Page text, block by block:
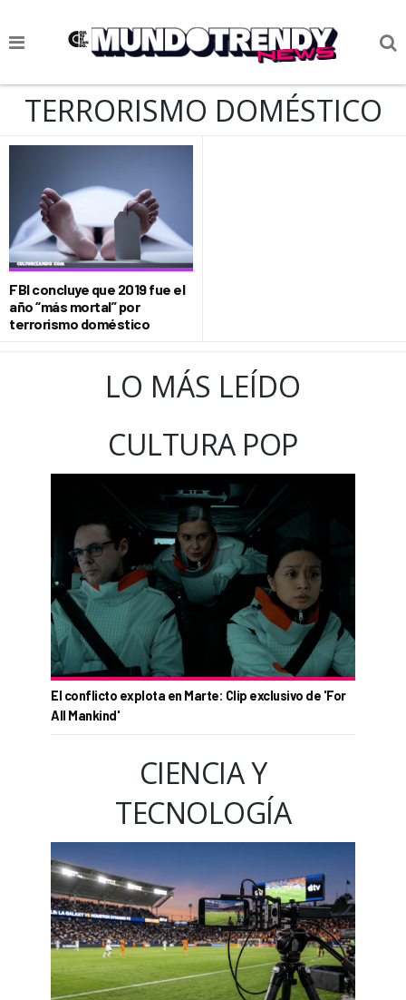
NOTICIAS
VIDA
SOCIEDAD
CULTURIZANDO.COM
TERRORISMO DOMÉSTICO
FBI concluye que 2019 fue el
año “más mortal” por
terrorismo doméstico
LO MÁS LEÍDO
CULTURA POP
El conflicto explota en Marte: Clip exclusivo de 'For
All Mankind'
CIENCIA Y
TECNOLOGÍA